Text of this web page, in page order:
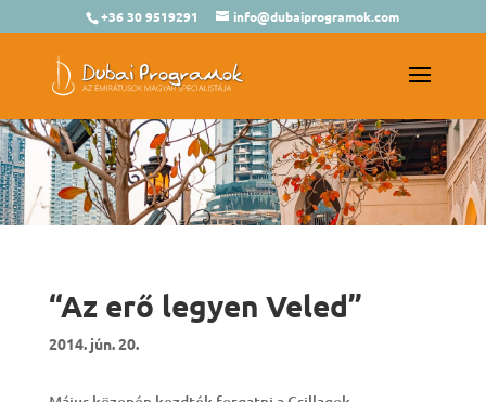
+36 30 9519291 info@dubaiprogramok.com
“Az erő legyen Veled”
2014. jún. 20.